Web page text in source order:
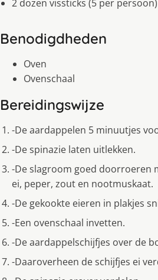
2 dozen vissticks (5 per persoon)
Benodigdheden
Oven
Ovenschaal
Bereidingswijze
-De aardappelen 5 minuutjes
-De spinazie laten uitlekken.
-De slagroom goed doorroeren
ei, peper, zout en nootmuskaat.
-De gekookte eieren in plakjes
-Een ovenschaal invetten.
-De aardappelschijfjes over de
-Daaroverheen de schijfjes ei